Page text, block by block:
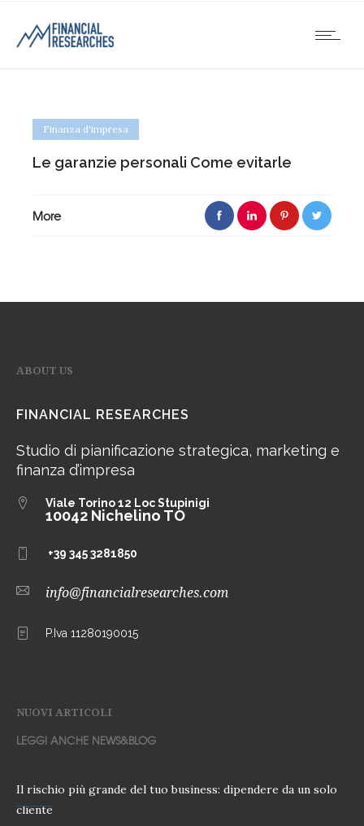
Finanza d'impresa
Le garanzie personali Come evitarle
More
ABOUT US
FINANCIAL RESEARCHES
Studio di pianificazione strategica, marketing e
finanza d’impresa
Viale Torino 12 Loc Stupinigi
10042 Nichelino TO
+39 345 3281850
info@financialresearches.com
P.Iva 11280190015
NUOVI ARTICOLI
LEGGI ANCHE NEWS&BLOG
Il rischio più grande del tuo business: dipendere da un solo
cliente